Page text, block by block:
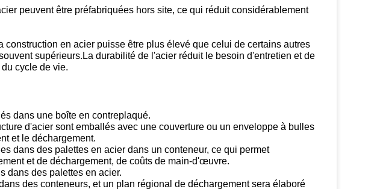
peuvent être préfabriquées hors site, ce qui réduit considérablement
en acier puisse être plus élevé que celui de certains autres
supérieurs.La durabilité de l'acier réduit le besoin d'entretien et de
cycle de vie.
dans une boîte en contreplaqué.
d'acier sont emballés avec une couverture ou un enveloppe à bulles
et le déchargement.
dans des palettes en acier dans un conteneur, ce qui permet
et de déchargement, de coûts de main-d'œuvre.
dans des palettes en acier.
des conteneurs, et un plan régional de déchargement sera élaboré